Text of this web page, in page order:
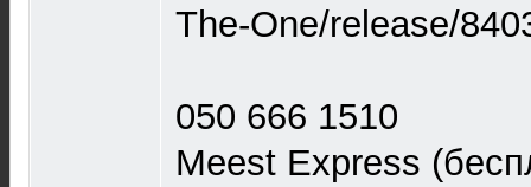
The-One/release/
050 666 1510
Meest Express